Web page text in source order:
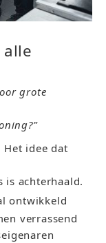
grote
Het idee dat
is achterhaald.
ontwikkeld
verrassend